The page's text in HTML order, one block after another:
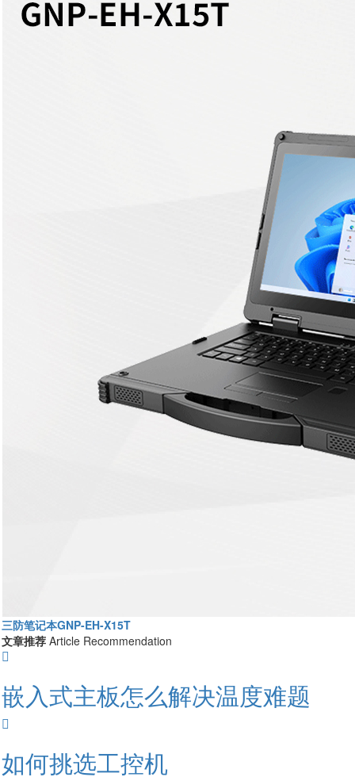
三防笔记本GNP-EH-X15T
文章推荐 Article Recommendation
嵌入式主板怎么解决温度难题
如何挑选工控机